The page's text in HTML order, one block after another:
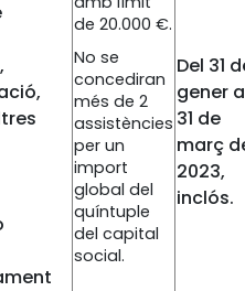
de 20.000 €.
No se
concediran
més de 2
assistències
per un
import
global del
quíntuple
del capital
social.
Del 31
gener
31 de
març
2023,
inclós.